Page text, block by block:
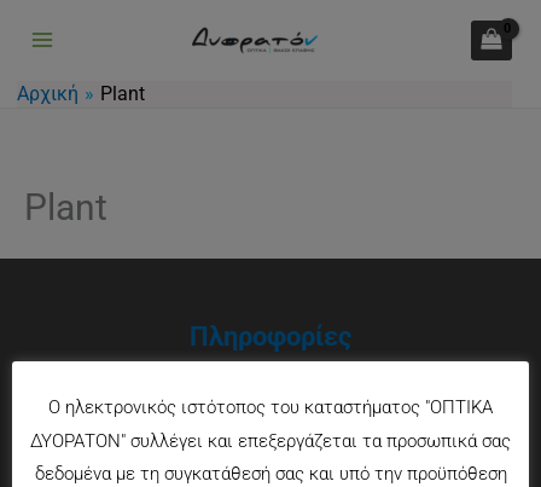
περιεχόμενο
Αρχική Plant
Plant
Πληροφορίες
Τρόποι αποστολής
Πολιτική επιστροφών
Ο ηλεκτρονικός ιστότοπος του καταστήματος "ΟΠΤΙΚΑ
ΔΥΟΡΑΤΟΝ" συλλέγει και επεξεργάζεται τα προσωπικά σας
δεδομένα με τη συγκατάθεσή σας και υπό την προϋπόθεση